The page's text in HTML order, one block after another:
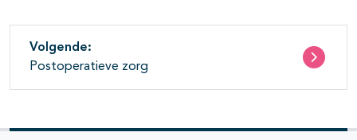
Volgende:
Postoperatieve zorg